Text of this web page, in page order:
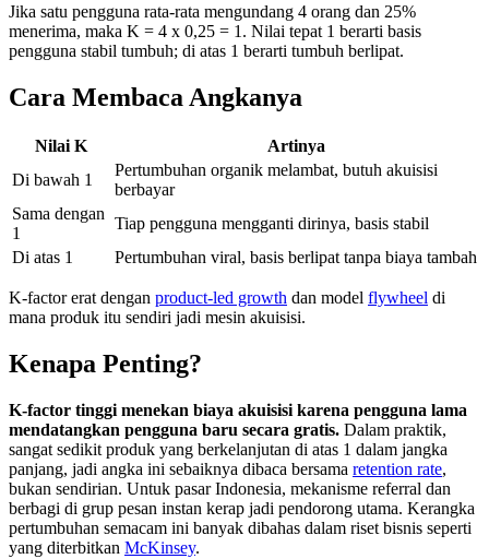
Jika satu pengguna rata-rata mengundang 4 orang dan 25%
menerima, maka K = 4 x 0,25 = 1. Nilai tepat 1 berarti basis
pengguna stabil tumbuh; di atas 1 berarti tumbuh berlipat.
Cara Membaca Angkanya
Nilai K
Artinya
Di bawah 1
Pertumbuhan organik melambat, butuh akuisisi
berbayar
Sama dengan
1
Tiap pengguna mengganti dirinya, basis stabil
Di atas 1
Pertumbuhan viral, basis berlipat tanpa biaya tambah
K-factor erat dengan product-led growth dan model flywheel di
mana produk itu sendiri jadi mesin akuisisi.
Kenapa Penting?
K-factor tinggi menekan biaya akuisisi karena pengguna lama
mendatangkan pengguna baru secara gratis. Dalam praktik,
sangat sedikit produk yang berkelanjutan di atas 1 dalam jangka
panjang, jadi angka ini sebaiknya dibaca bersama retention rate,
bukan sendirian. Untuk pasar Indonesia, mekanisme referral dan
berbagi di grup pesan instan kerap jadi pendorong utama. Kerangka
pertumbuhan semacam ini banyak dibahas dalam riset bisnis seperti
yang diterbitkan McKinsey.